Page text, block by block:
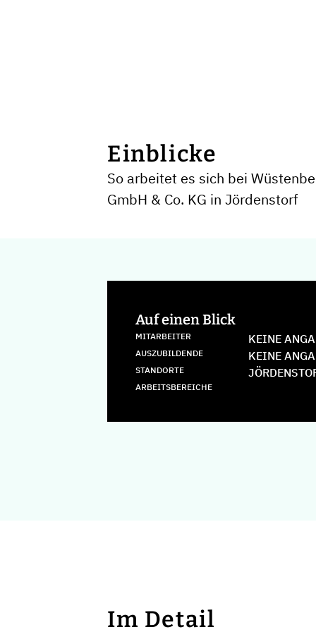
Einblicke
So arbeitet es sich bei
GmbH & Co. KG in Jördenstorf
Auf einen Blick
MITARBEITER KEINE
AUSZUBILDENDE KEINE
STANDORTE
ARBEITSBEREICHE
Im Detail